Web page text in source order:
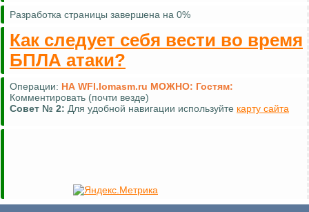
Разработка страницы завершена на 0%
Как следует себя вести во время
БПЛА атаки?
Операции: НА WFI.lomasm.ru МОЖНО: Гостям:
Комментировать (почти везде)
Совет № 2: Для удобной навигации используйте карту сайта